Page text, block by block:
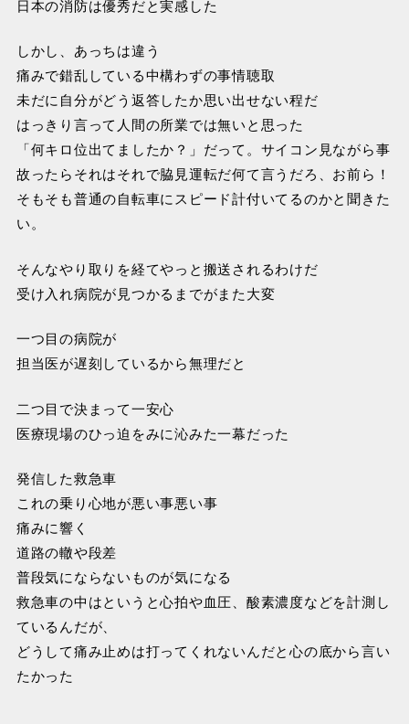
日本の消防は優秀だと実感した
しかし、あっちは違う
痛みで錯乱している中構わずの事情聴取
未だに自分がどう返答したか思い出せない程だ
はっきり言って人間の所業では無いと思った
「何キロ位出てましたか？」だって。サイコン見ながら事
故ったらそれはそれで脇見運転だ何て言うだろ、お前ら！
そもそも普通の自転車にスピード計付いてるのかと聞きた
い。
そんなやり取りを経てやっと搬送されるわけだ
受け入れ病院が見つかるまでがまた大変
一つ目の病院が
担当医が遅刻しているから無理だと
二つ目で決まって一安心
医療現場のひっ迫をみに沁みた一幕だった
発信した救急車
これの乗り心地が悪い事悪い事
痛みに響く
道路の轍や段差
普段気にならないものが気になる
救急車の中はというと心拍や血圧、酸素濃度などを計測し
ているんだが、
どうして痛み止めは打ってくれないんだと心の底から言い
たかった